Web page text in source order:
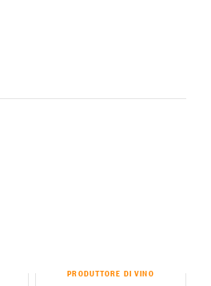
PRODUTTORE DI VINO